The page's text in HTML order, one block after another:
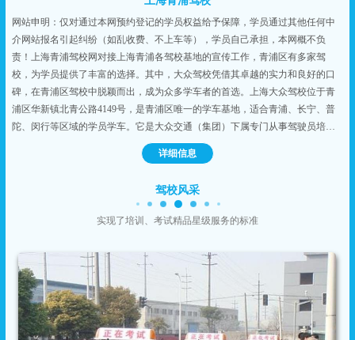
网站申明：仅对通过本网预约登记的学员权益给予保障，学员通过其他任何中
介网站报名引起纠纷（如乱收费、不上车等），学员自己承担，本网概不负
责！上海青浦驾校网对接上海青浦各驾校基地的宣传工作，青浦区有多家驾
校，为学员提供了丰富的选择。其中，大众驾校凭借其卓越的实力和良好的口
碑，在青浦区驾校中脱颖而出，成为众多学车者的首选。上海大众驾校位于青
浦区华新镇北青公路4149号，是青浦区唯一的学车基地，适合青浦、长宁、普
陀、闵行等区域的学员学车。它是大众交通（集团）下属专门从事驾驶员培训
的单位，占地面积近500亩，是集现代化、科学化、系统化于一体的大型全封闭
机动车驾驶员培训基地。上海大众驾校提供丰富的培训项目，包括C1手动挡、
详细信息
驾校风采
实现了培训、考试精品星级服务的标准